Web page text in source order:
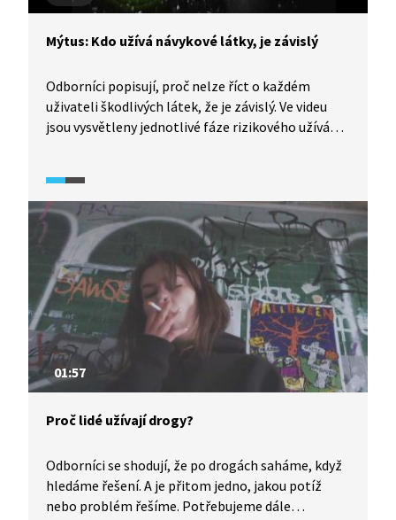
Mýtus: Kdo užívá návykové látky, je závislý
Odborníci popisují, proč nelze říct o každém
uživateli škodlivých látek, že je závislý. Ve videu
jsou vysvětleny jednotlivé fáze rizikového užívání
a zaměření se na vyhledávání návykové látky. Video
je součástí dokumentárního cyklu Česko
na drogách (2024).
01:57
Proč lidé užívají drogy?
Odborníci se shodují, že po drogách saháme, když
hledáme řešení. A je přitom jedno, jakou potíž
nebo problém řešíme. Potřebujeme dále